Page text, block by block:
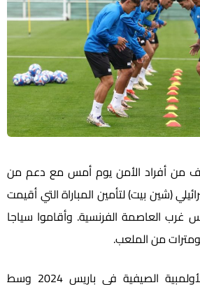
من أفراد الأمن يوم أمس مع دعم من
(شين بيت) لتأمين المباراة التي أقيمت
العاصمة الفرنسية. وأقاموا سياجا
من الملعب.
وتُعقد دورة الألعاب الأولمبية الصيفية في باريس 2024 وسط